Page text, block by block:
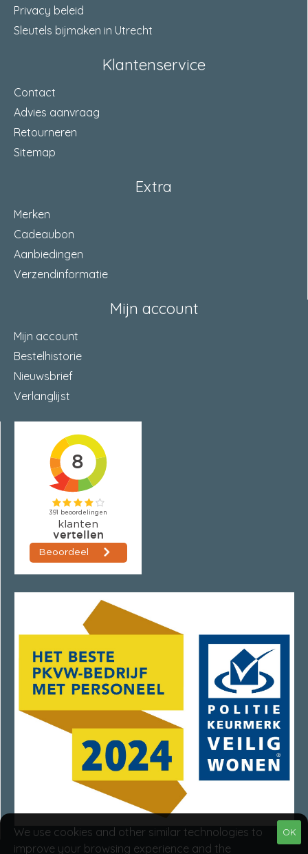
Privacy beleid
Sleutels bijmaken in Utrecht
Klantenservice
Contact
Advies aanvraag
Retourneren
Sitemap
Extra
Merken
Cadeaubon
Aanbiedingen
Verzendinformatie
Mijn account
Mijn account
Bestelhistorie
Nieuwsbrief
Verlanglijst
OK
We use cookies and other similar technologies to
improve your browsing experience and the